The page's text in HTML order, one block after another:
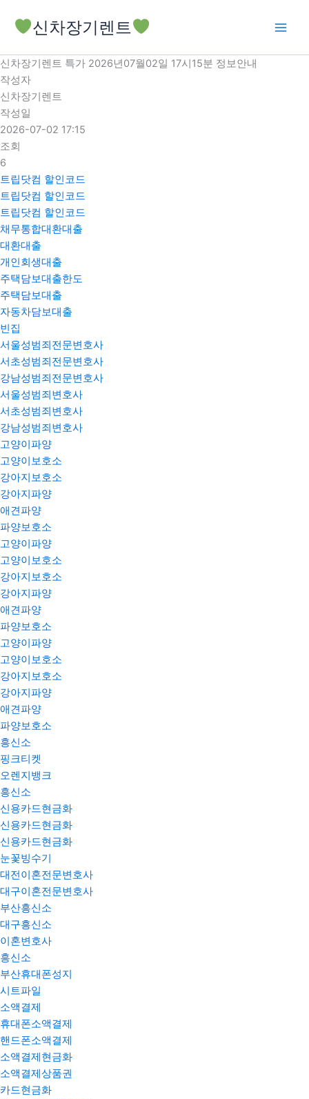
로
건
너
뛰
기
신차장기렌트
신차장기렌트 특가 2026년07월02일 17시15분 정보안내
작성자
신차장기렌트
작성일
2026-07-02 17:15
조회
6
트립닷컴 할인코드
트립닷컴 할인코드
트립닷컴 할인코드
채무통합대환대출
대환대출
개인회생대출
주택담보대출한도
주택담보대출
자동차담보대출
빈집
서울성범죄전문변호사
서초성범죄전문변호사
강남성범죄전문변호사
서울성범죄변호사
서초성범죄변호사
강남성범죄변호사
고양이파양
고양이보호소
강아지보호소
강아지파양
애견파양
파양보호소
고양이파양
고양이보호소
강아지보호소
강아지파양
애견파양
파양보호소
고양이파양
고양이보호소
강아지보호소
강아지파양
애견파양
파양보호소
흥신소
핑크티켓
오렌지뱅크
흥신소
신용카드현금화
신용카드현금화
신용카드현금화
눈꽃빙수기
대전이혼전문변호사
대구이혼전문변호사
부산흥신소
대구흥신소
이혼변호사
흥신소
부산휴대폰성지
시트파일
소액결제
휴대폰소액결제
핸드폰소액결제
소액결제현금화
소액결제상품권
카드현금화